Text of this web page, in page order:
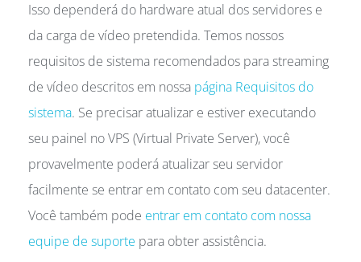
Isso dependerá do hardware atual dos servidores e
da carga de vídeo pretendida. Temos nossos
requisitos de sistema recomendados para streaming
de vídeo descritos em nossa página Requisitos do
sistema. Se precisar atualizar e estiver executando
seu painel no VPS (Virtual Private Server), você
provavelmente poderá atualizar seu servidor
facilmente se entrar em contato com seu datacenter.
Você também pode entrar em contato com nossa
equipe de suporte para obter assistência.